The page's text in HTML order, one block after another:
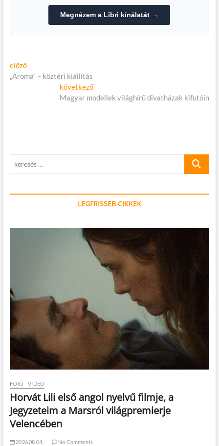
Megnézem a Libri kínálatát →
Bejegyzés
navigáció
előzőElőző
cikk:
„Aroma“ – köztéri kiállítás
következőKövetkező
cikk:
Magyar modellek világhírű divatházak kifutóin
keresés
LEGFRISSEB CIKKEK
FOTÓ - VIDEÓ
Horvát Lili első angol nyelvű filmje, a
Jegyzeteim a Marsról világpremierje
Velencében
2026.08.04. No Comments